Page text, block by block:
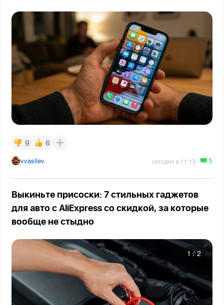
9 6
vvasilev сегодня в 11:15 5
Выкиньте присоски: 7 стильных гаджетов
для авто с AliExpress со скидкой, за которые
вообще не стыдно
1 / 2